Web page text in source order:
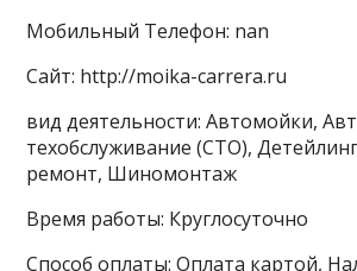
Мобильный Телефон: nan
Сайт: http://moika-carrera.ru
вид деятельности: Автомойки,
техобслуживание (СТО),
ремонт, Шиномонтаж
Время работы: Круглосуточно
Способ оплаты: Оплата картой,